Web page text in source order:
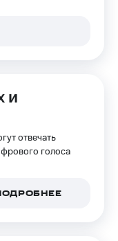
и
отвечать
голоса